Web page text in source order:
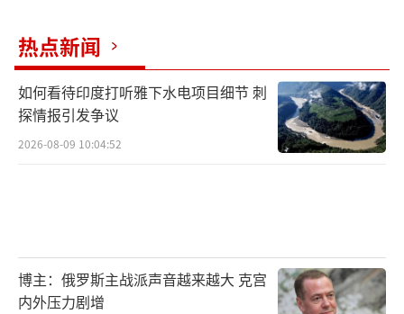
热点新闻
如何看待印度打听雅下水电项目细节 刺
探情报引发争议
2026-08-09 10:04:52
博主：俄罗斯主战派声音越来越大 克宫
内外压力剧增